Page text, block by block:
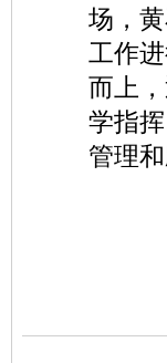
场，
工作
而上
学指
管理